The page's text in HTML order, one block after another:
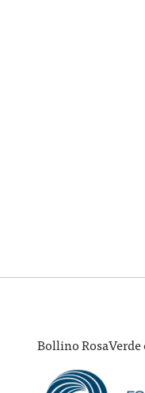
Bollino